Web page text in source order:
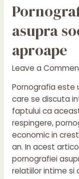
asupra
aproape
Leave a
Pornografia este
care se discuta
faptului ca
respingere,
economic in
an. In acest
pornografiei
relatiilor intime si